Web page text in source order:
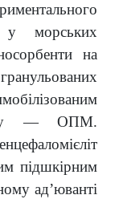
у морських
на
— ОПМ.
підшкірним
ад’юванті